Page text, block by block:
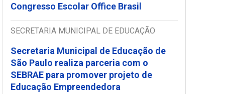
Congresso Escolar Office Brasil
SECRETARIA MUNICIPAL DE EDUCAÇÃO
Secretaria Municipal de Educação de
São Paulo realiza parceria com o
SEBRAE para promover projeto de
Educação Empreendedora